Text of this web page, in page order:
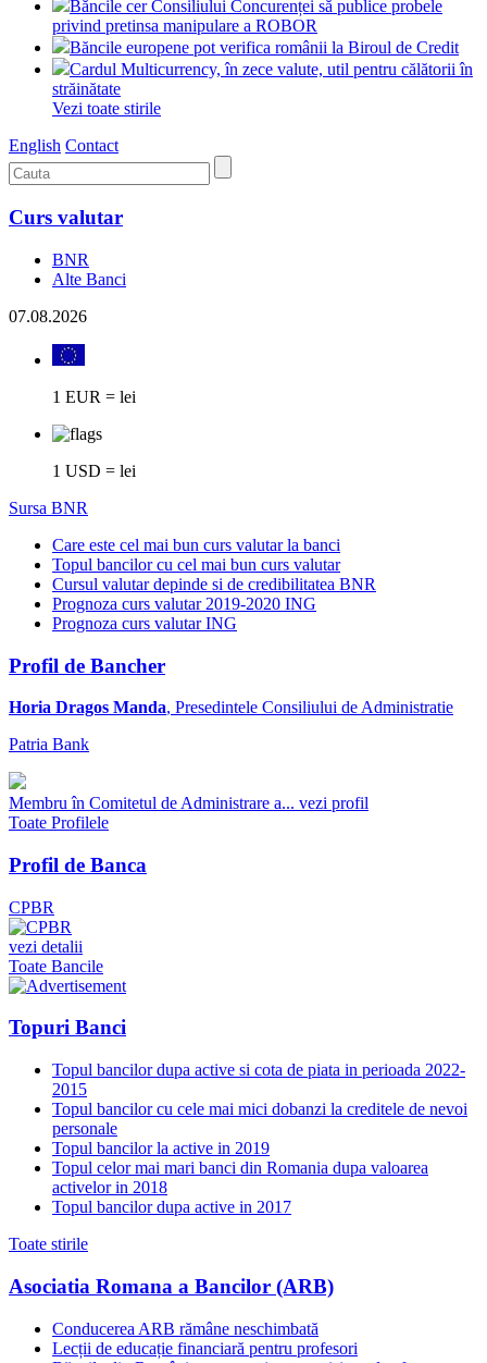
Băncile cer Consiliului Concurenței să publice probele
privind pretinsa manipulare a ROBOR
Băncile europene pot verifica românii la Biroul de Credit
Cardul Multicurrency, în zece valute, util pentru călătorii în
străinătate
Vezi toate stirile
English Contact
Curs valutar
BNR
Alte Banci
07.08.2026
1 EUR = lei
1 USD = lei
Sursa BNR
Care este cel mai bun curs valutar la banci
Topul bancilor cu cel mai bun curs valutar
Cursul valutar depinde si de credibilitatea BNR
Prognoza curs valutar 2019-2020 ING
Prognoza curs valutar ING
Profil de Bancher
Horia Dragos Manda, Presedintele Consiliului de Administratie
Patria Bank
Membru în Comitetul de Administrare a... vezi profil
Toate Profilele
Profil de Banca
CPBR
vezi detalii
Toate Bancile
Topuri Banci
Topul bancilor dupa active si cota de piata in perioada 2022-
2015
Topul bancilor cu cele mai mici dobanzi la creditele de nevoi
personale
Topul bancilor la active in 2019
Topul celor mai mari banci din Romania dupa valoarea
activelor in 2018
Topul bancilor dupa active in 2017
Toate stirile
Asociatia Romana a Bancilor (ARB)
Conducerea ARB rămâne neschimbată
Lecții de educație financiară pentru profesori